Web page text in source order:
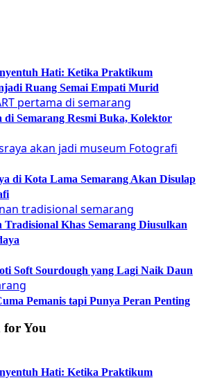
Hati: Ketika Praktikum
Ruang Semai Empati Murid
Semarang Resmi Buka, Kolektor
di Kota Lama Semarang Akan Disulap
Khas Semarang Diusulkan
Soft Sourdough yang Lagi Naik Daun
Pemanis tapi Punya Peran Penting
for You
Hati: Ketika Praktikum